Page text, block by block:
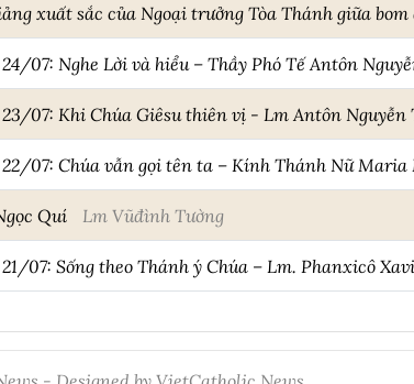
xuất sắc của Ngoại trưởng Tòa Thánh giữa
07: Nghe Lời và hiểu – Thầy Phó Tế Antôn
07: Khi Chúa Giêsu thiên vị - Lm Antôn Nguyễn
07: Chúa vẫn gọi tên ta – Kính Thánh Nữ
Quí Lm Vũđình Tường
07: Sống theo Thánh ý Chúa – Lm. Phanxicô